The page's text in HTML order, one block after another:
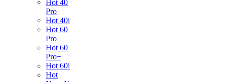
Hot 40
Pro
Hot 40i
Hot 60
Pro
Hot 60
Pro+
Hot 60i
Hot